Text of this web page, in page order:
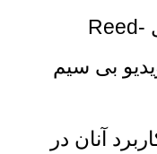
46- پیاده سازی کدینگ کانال Reed-
آنان در